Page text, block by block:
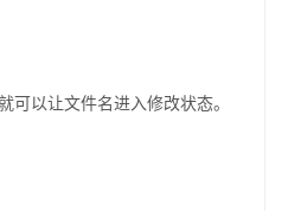
以让文件名进入修改状态。